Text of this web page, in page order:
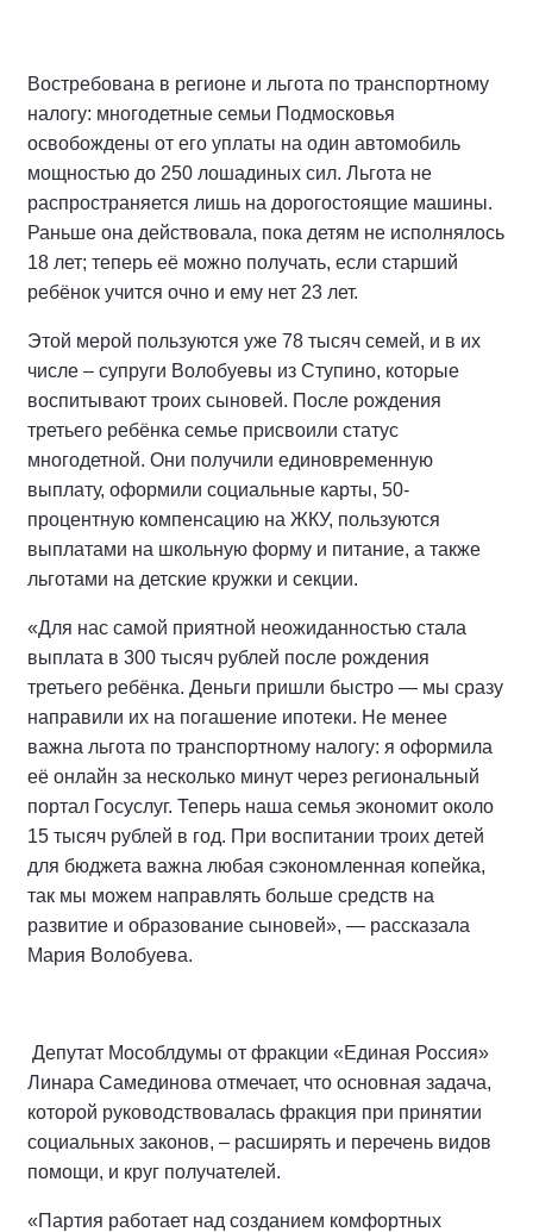
Востребована в регионе и льгота по транспортному
налогу: многодетные семьи Подмосковья
освобождены от его уплаты на один автомобиль
мощностью до 250 лошадиных сил. Льгота не
распространяется лишь на дорогостоящие машины.
Раньше она действовала, пока детям не исполнялось
18 лет; теперь её можно получать, если старший
ребёнок учится очно и ему нет 23 лет.
Этой мерой пользуются уже 78 тысяч семей, и в их
числе – супруги Волобуевы из Ступино, которые
воспитывают троих сыновей. После рождения
третьего ребёнка семье присвоили статус
многодетной. Они получили единовременную
выплату, оформили социальные карты, 50-
процентную компенсацию на ЖКУ, пользуются
выплатами на школьную форму и питание, а также
льготами на детские кружки и секции.
«Для нас самой приятной неожиданностью стала
выплата в 300 тысяч рублей после рождения
третьего ребёнка. Деньги пришли быстро — мы сразу
направили их на погашение ипотеки. Не менее
важна льгота по транспортному налогу: я оформила
её онлайн за несколько минут через региональный
портал Госуслуг. Теперь наша семья экономит около
15 тысяч рублей в год. При воспитании троих детей
для бюджета важна любая сэкономленная копейка,
так мы можем направлять больше средств на
развитие и образование сыновей», — рассказала
Мария Волобуева.
Депутат Мособлдумы от фракции «Единая Россия»
Линара Самединова отмечает, что основная задача,
которой руководствовалась фракция при принятии
социальных законов, – расширять и перечень видов
помощи, и круг получателей.
«Партия работает над созданием комфортных